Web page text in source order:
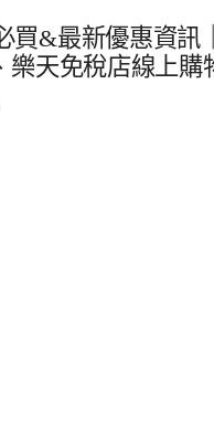
買&最新優惠資
天免稅店線上購